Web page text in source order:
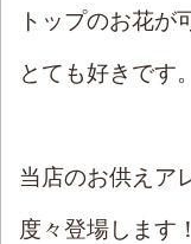
トップのお花が
とても好きです。
当店のお供えア
度々登場します！